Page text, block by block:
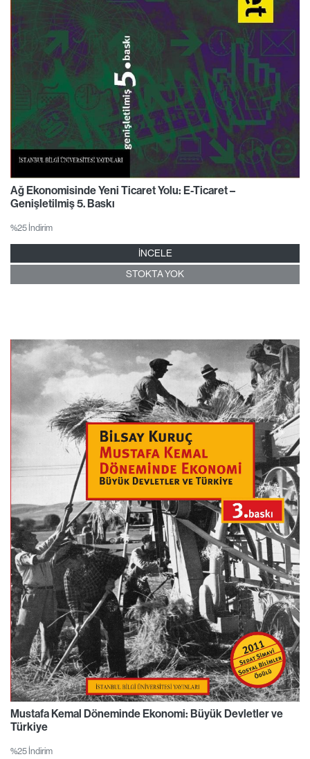
Ağ Ekonomisinde Yeni Ticaret Yolu: E-Ticaret –
Genişletilmiş 5. Baskı
%25 İndirim
İNCELE
STOKTA YOK
Mustafa Kemal Döneminde Ekonomi: Büyük Devletler ve
Türkiye
%25 İndirim